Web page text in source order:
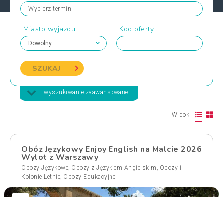
Wybierz termin
Miasto wyjazdu Kod oferty
SZUKAJ
wyszukiwanie zaawansowane
Widok
Obóz Językowy Enjoy English na Malcie 2026
Wylot z Warszawy
Obozy Językowe, Obozy z Językiem Angielskim , Obozy i
Kolonie Letnie, Obozy Edukacyjne